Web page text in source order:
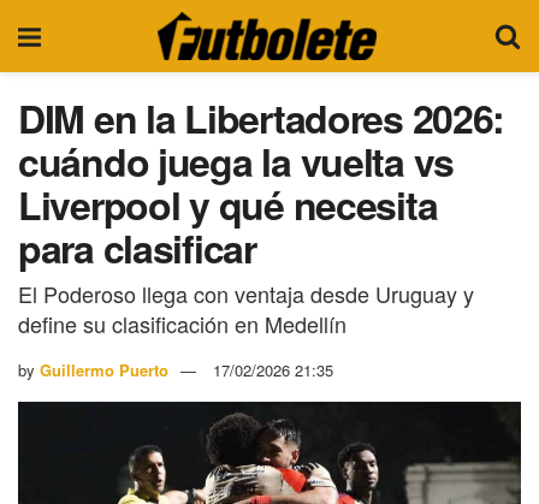
DIM en la Libertadores 2026:
cuándo juega la vuelta vs
Liverpool y qué necesita
para clasificar
El Poderoso llega con ventaja desde Uruguay y
define su clasificación en Medellín
by Guillermo Puerto 17/02/2026 21:35